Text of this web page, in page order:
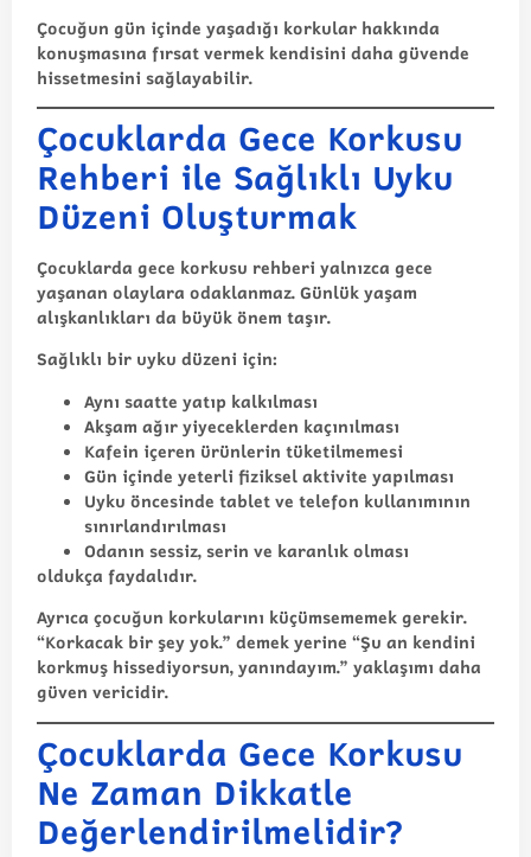
Çocuğun gün içinde yaşadığı korkular hakkında
konuşmasına fırsat vermek kendisini daha güvende
hissetmesini sağlayabilir.
Çocuklarda Gece Korkusu
Rehberi ile Sağlıklı Uyku
Düzeni Oluşturmak
Çocuklarda gece korkusu rehberi yalnızca gece
yaşanan olaylara odaklanmaz. Günlük yaşam
alışkanlıkları da büyük önem taşır.
Sağlıklı bir uyku düzeni için:
Aynı saatte yatıp kalkılması
Akşam ağır yiyeceklerden kaçınılması
Kafein içeren ürünlerin tüketilmemesi
Gün içinde yeterli fiziksel aktivite yapılması
Uyku öncesinde tablet ve telefon kullanımının
sınırlandırılması
Odanın sessiz, serin ve karanlık olması
oldukça faydalıdır.
Ayrıca çocuğun korkularını küçümsememek gerekir.
“Korkacak bir şey yok.” demek yerine “Şu an kendini
korkmuş hissediyorsun, yanındayım.” yaklaşımı daha
güven vericidir.
Çocuklarda Gece Korkusu
Ne Zaman Dikkatle
Değerlendirilmelidir?